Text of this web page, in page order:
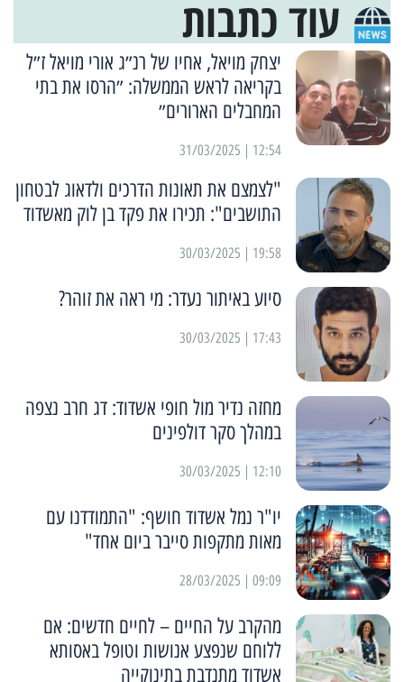
עוד כתבות
יצחק מויאל, אחיו של רנ״ג אורי מויאל ז״ל
בקריאה לראש הממשלה: ״הרסו את בתי
המחבלים הארורים״
12:54 | 31/03/2025
"לצמצם את תאונות הדרכים ולדאוג לבטחון
התושבים": תכירו את פקד בן לוק מאשדוד
19:58 | 30/03/2025
סיוע באיתור נעדר: מי ראה את זוהר?
17:43 | 30/03/2025
מחזה נדיר מול חופי אשדוד: דג חרב נצפה
במהלך סקר דולפינים
12:10 | 30/03/2025
יו"ר נמל אשדוד חושף: "התמודדנו עם
מאות מתקפות סייבר ביום אחד"
09:09 | 28/03/2025
מהקרב על החיים – לחיים חדשים: אם
ללוחם שנפצע אנושות וטופל באסותא
אשדוד מתנדבת בתינוקייה